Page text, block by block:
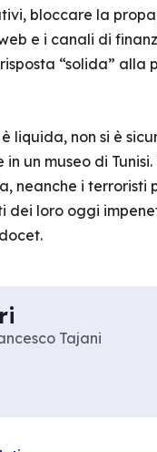
bloccare la
e i canali di
“solida” alla
liquida, non si è
un museo di Tunisi.
neanche i terroristi
dei loro oggi
Tajani